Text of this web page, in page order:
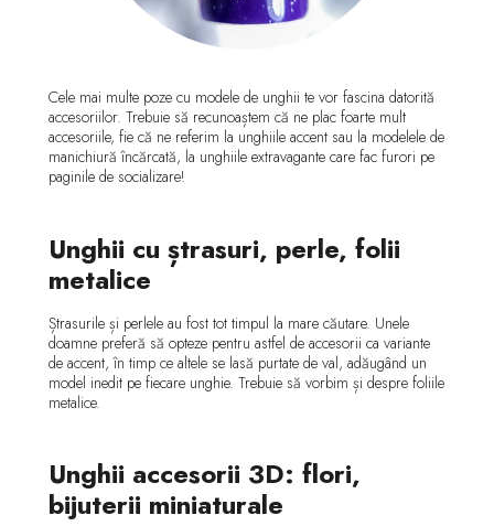
Cele mai multe poze cu modele de unghii te vor fascina datorită
accesoriilor. Trebuie să recunoaștem că ne plac foarte mult
accesoriile, fie că ne referim la unghiile accent sau la modelele de
manichiură încărcată, la unghiile extravagante care fac furori pe
paginile de socializare!
Unghii cu ștrasuri, perle, folii
metalice
Ștrasurile și perlele au fost tot timpul la mare căutare. Unele
doamne preferă să opteze pentru astfel de accesorii ca variante
de accent, în timp ce altele se lasă purtate de val, adăugând un
model inedit pe fiecare unghie. Trebuie să vorbim și despre foliile
metalice.
Unghii accesorii 3D: flori,
bijuterii miniaturale